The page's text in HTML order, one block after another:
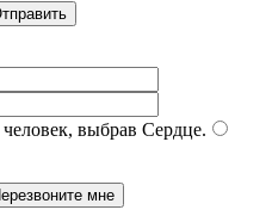
выбрав Сердце.